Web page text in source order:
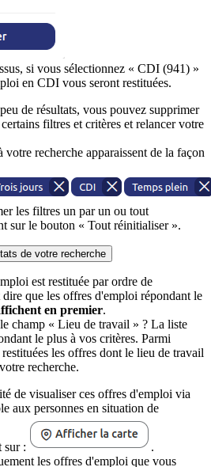
si vous sélectionnez « CDI (941) »
en CDI vous seront restituées.
de résultats, vous pouvez supprimer
filtres et critères et relancer votre
recherche apparaissent de la façon
les filtres un par un ou tout
sur le bouton « Tout réinitialiser ».
de votre recherche
est restituée par ordre de
que les offres d'emploi répondant le
en premier.
champ « Lieu de travail » ? La liste
le plus à vos critères. Parmi
les offres dont le lieu de travail
recherche.
de visualiser ces offres d'emploi via
aux personnes en situation de
sur :
.
les offres d'emploi que vous